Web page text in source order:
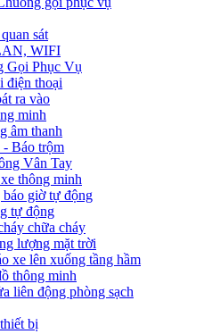
sát
WIFI
Gọi Phục Vụ
điện thoại
ra vào
minh
âm thanh
- Báo trộm
Vân Tay
thông minh
giờ tự động
tự động
chữa cháy
lượng mặt trời
xe lên xuống tầng hầm
thông minh
liên động phòng sạch
bị